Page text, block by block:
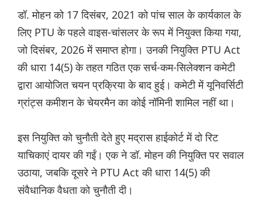
डॉ. मोहन को 17 दिसंबर, 2021 को पांच साल के कार्यकाल के
लिए PTU के पहले वाइस-चांसलर के रूप में नियुक्त किया गया,
जो दिसंबर, 2026 में समाप्त होगा। उनकी नियुक्ति PTU Act
की धारा 14(5) के तहत गठित एक सर्च-कम-सिलेक्शन कमेटी
द्वारा आयोजित चयन प्रक्रिया के बाद हुई। कमेटी में यूनिवर्सिटी
ग्रांट्स कमीशन के चेयरमैन का कोई नॉमिनी शामिल नहीं था।
इस नियुक्ति को चुनौती देते हुए मद्रास हाईकोर्ट में दो रिट
याचिकाएं दायर की गईं। एक ने डॉ. मोहन की नियुक्ति पर सवाल
उठाया, जबकि दूसरे ने PTU Act की धारा 14(5) की
संवैधानिक वैधता को चुनौती दी।